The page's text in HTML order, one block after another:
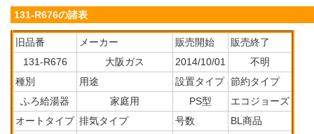
131-R676の諸表
旧品番 メーカー 販売開始
販売終了
131-R676
大阪ガス 2014/10/01
不明
種別
用途 設置タイプ 節約タイプ
ふろ給湯器
家庭用 PS型
エコジョーズ
オートタイプ 排気タイプ 号数
BL商品